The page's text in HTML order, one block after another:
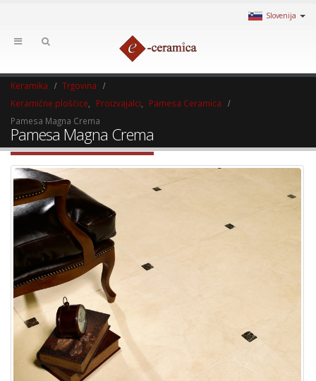
Slovenija
Keramika
Trgovina
Keramične ploščice
Proizvajalci
Pamesa Ceramica
Pamesa Magna Crema
Pamesa Magna Crema